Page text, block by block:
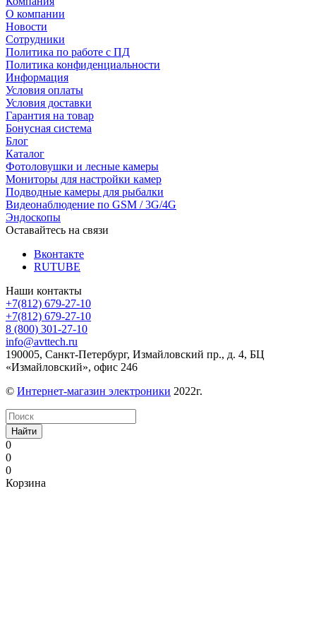
О компании
Новости
Сотрудники
Политика по работе с ПД
Политика конфиденциальности
Информация
Условия оплаты
Условия доставки
Гарантия на товар
Бонусная система
Блог
Каталог
Фотоловушки и лесные камеры
Мониторы для настройки камер
Подводные камеры для рыбалки
Видеонаблюдение по GSM / 3G/4G
Эндоскопы
Оставайтесь на связи
Вконтакте
RUTUBE
Наши контакты
+7(812) 679-27-10
+7(812) 679-27-10
8 (800) 301-27-10
info@avttech.ru
190005, Санкт-Петербург, Измайловский пр., д. 4, БЦ
«Измайловский», офис 246
© Интернет-магазин электроники 2022г.
Найти
0
0
0
Корзина